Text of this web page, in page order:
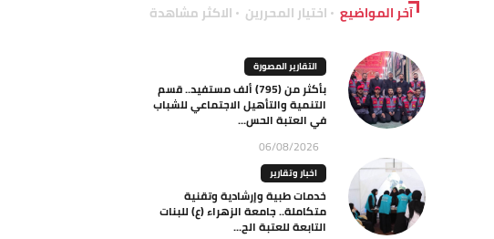
آخر المواضيع اختيار المحررين الاكثر مشاهدة
التقارير المصورة
بأكثر من (795) ألف مستفيد.. قسم
التنمية والتأهيل الاجتماعي للشباب
في العتبة الحس...
06/08/2026
اخبار وتقارير
خدمات طبية وإرشادية وتقنية
متكاملة.. جامعة الزهراء (ع) للبنات
التابعة للعتبة الح...